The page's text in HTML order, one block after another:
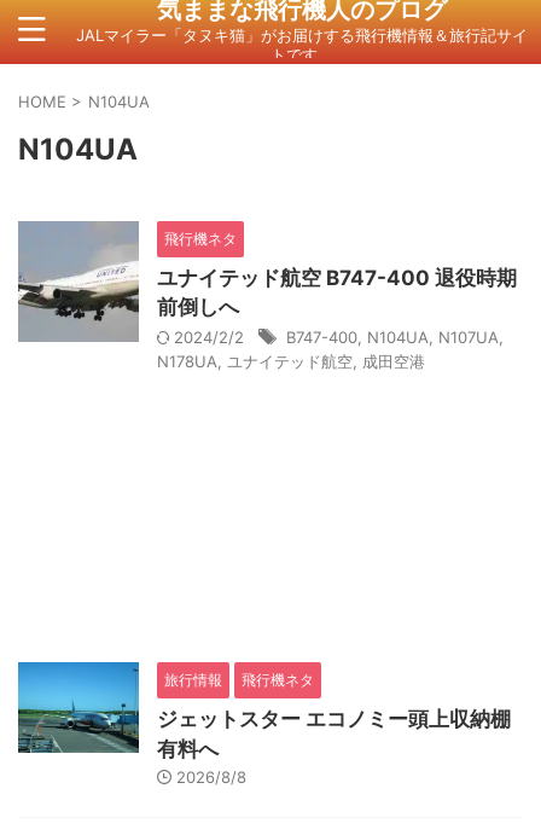
気ままな飛行機人のプログ
JALマイラー「タヌキ猫」がお届けする飛行機情報＆旅行記サイ
トです。
HOME > N104UA
N104UA
飛行機ネタ
ユナイテッド航空 B747-400 退役時期
前倒しへ
2024/2/2 B747-400 N104UA N107UA
N178UA
ユナイテッド航空 成田空港
旅行情報 飛行機ネタ
ジェットスター エコノミー頭上収納棚
有料へ
2026/8/8